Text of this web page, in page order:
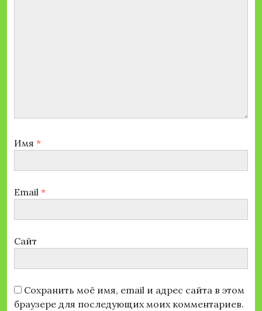
Имя *
Email *
Сайт
Сохранить моё имя, email и адрес сайта в этом
браузере для последующих моих комментариев.